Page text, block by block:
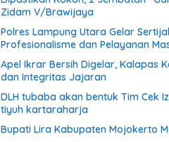
Zidam V/Brawijaya
Polres Lampung Utara Gelar
Profesionalisme dan Pelayanan
Apel Ikrar Bersih Digelar, Kalapas
dan Integritas Jajaran
DLH tubaba akan bentuk Tim Cek
tiyuh kartaraharja
Bupati Lira Kabupaten Mojokerto